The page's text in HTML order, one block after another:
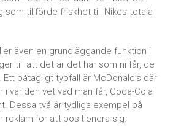
som tillförde friskhet till Nikes totala
även en grundläggande funktion i
till att det är det här som ni får, de
påtagligt typfall är McDonald’s där
i världen vet vad man får, Coca-Cola
Dessa två är tydliga exempel på
reklam för att positionera sig.